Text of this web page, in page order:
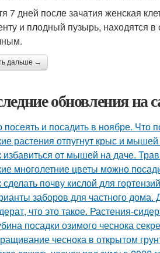
7 дней после зачатия женская
и плодный пузырь, находятся
дальше →
обновления на
посеять и посадить в ноябре. Что
растения отпугнут крыс и
избавиться от мышей на даче.
многолетние цветы можно
сделать почву кислой для
заборов для частного
что это такое. Растения-
посадки озимого чеснока
чеснока в открытом